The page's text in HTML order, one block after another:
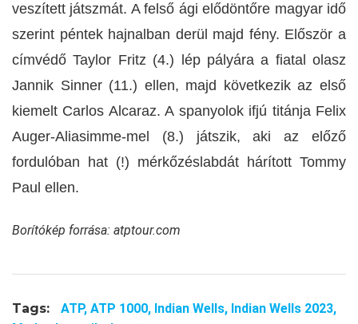
veszített játszmát. A felső ági elődöntőre magyar idő
szerint péntek hajnalban derül majd fény. Először a
címvédő Taylor Fritz (4.) lép pályára a fiatal olasz
Jannik Sinner (11.) ellen, majd következik az első
kiemelt Carlos Alcaraz. A spanyolok ifjú titánja Felix
Auger-Aliasimme-mel (8.) játszik, aki az előző
fordulóban hat (!) mérkőzéslabdát hárított Tommy
Paul ellen.
Borítókép forrása: atptour.com
Tags: ATP, ATP 1000, Indian Wells, Indian Wells 2023,